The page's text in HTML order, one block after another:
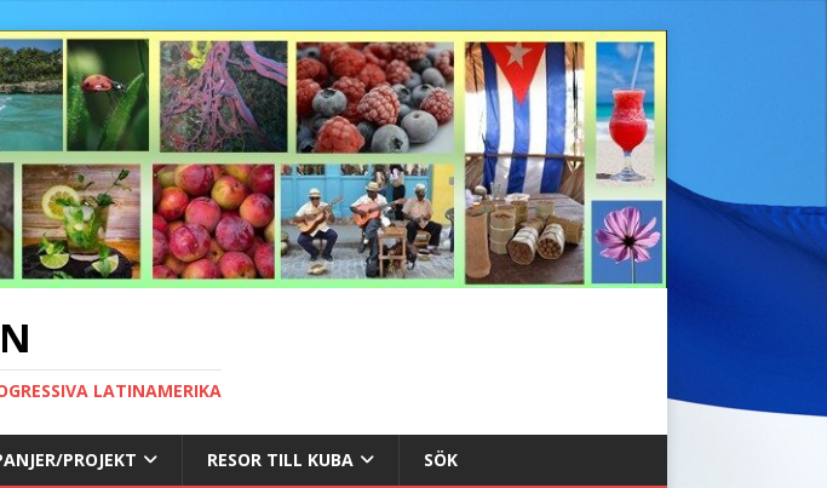
LATINAMERIKA
PROJEKT RESOR TILL KUBA SÖK